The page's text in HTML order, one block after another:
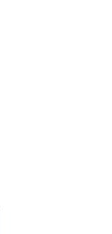
: Temps des